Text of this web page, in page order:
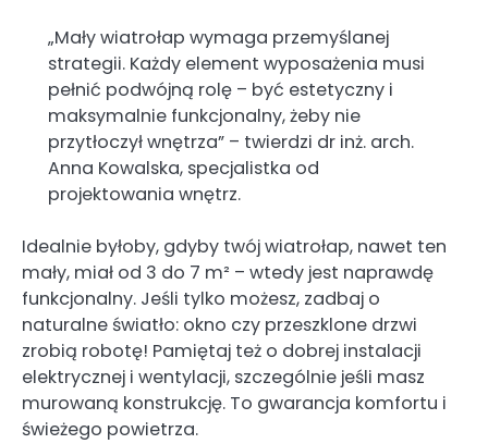
„Mały wiatrołap wymaga przemyślanej
strategii. Każdy element wyposażenia musi
pełnić podwójną rolę – być estetyczny i
maksymalnie funkcjonalny, żeby nie
przytłoczył wnętrza” – twierdzi dr inż. arch.
Anna Kowalska, specjalistka od
projektowania wnętrz.
Idealnie byłoby, gdyby twój wiatrołap, nawet ten
mały, miał od 3 do 7 m² – wtedy jest naprawdę
funkcjonalny. Jeśli tylko możesz, zadbaj o
naturalne światło: okno czy przeszklone drzwi
zrobią robotę! Pamiętaj też o dobrej instalacji
elektrycznej i wentylacji, szczególnie jeśli masz
murowaną konstrukcję. To gwarancja komfortu i
świeżego powietrza.